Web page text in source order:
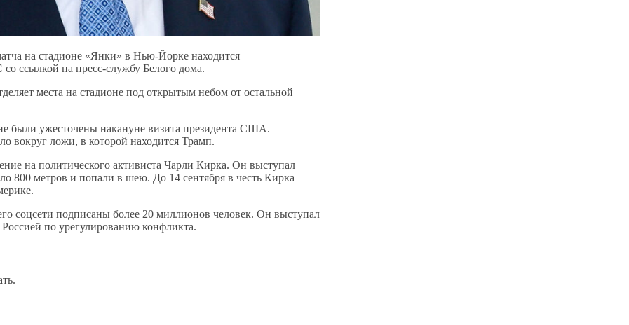
на стадионе «Янки» в Нью-Йорке находится
со ссылкой на пресс-службу Белого дома.
места на стадионе под открытым небом от остальной
были ужесточены накануне визита президента США.
вокруг ложи, в которой находится Трамп.
на политического активиста Чарли Кирка. Он выступал
800 метров и попали в шею. До 14 сентября в честь Кирка
соцсети подписаны более 20 миллионов человек. Он выступал
по урегулированию конфликта.